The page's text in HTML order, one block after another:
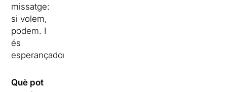
missatge:
si volem,
podem. I
és
esperançador.
Què pot